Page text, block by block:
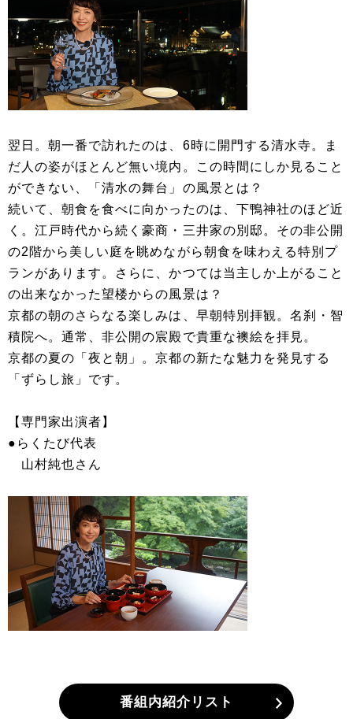
翌日。朝一番で訪れたのは、6時に開門する清水寺。ま
だ人の姿がほとんど無い境内。この時間にしか見ること
ができない、「清水の舞台」の風景とは？
続いて、朝食を食べに向かったのは、下鴨神社のほど近
く。江戸時代から続く豪商・三井家の別邸。その非公開
の2階から美しい庭を眺めながら朝食を味わえる特別プ
ランがあります。さらに、かつては当主しか上がること
の出来なかった望楼からの風景は？
京都の朝のさらなる楽しみは、早朝特別拝観。名刹・智
積院へ。通常、非公開の宸殿で貴重な襖絵を拝見。
京都の夏の「夜と朝」。京都の新たな魅力を発見する
「ずらし旅」です。
【専門家出演者】
●らくたび代表
山村純也さん
番組内紹介リスト